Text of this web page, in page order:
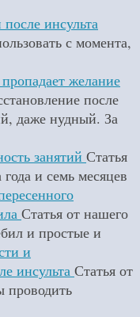
инсульта
с момента,
желание
после
даже нудный. За
занятий Статья
и семь месяцев
Статья от нашего
и простые и
и
инсульта Статья от
проводить